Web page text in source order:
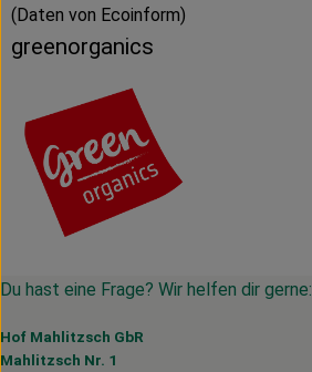
(Daten von Ecoinform)
greenorganics
Du hast eine Frage? Wir helfen dir gerne:
Hof Mahlitzsch GbR
Mahlitzsch Nr. 1